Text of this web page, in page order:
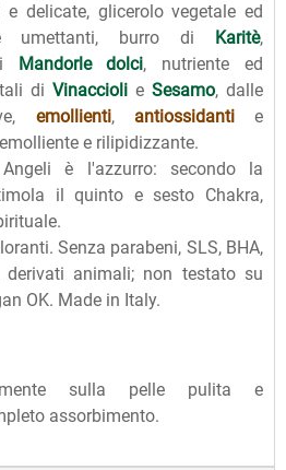
delicate, glicerolo vegetale ed
umettanti, burro di
Karitè,
Mandorle dolci, nutriente ed
di Vinaccioli e Sesamo, dalle
emollienti, antiossidantie
e rilipidizzante.
è l'azzurro: secondo la
il quinto e sesto Chakra,
Senza parabeni, SLS, BHA,
derivati animali; non testato su
OK. Made in Italy.
sulla pelle pulita e
assorbimento.